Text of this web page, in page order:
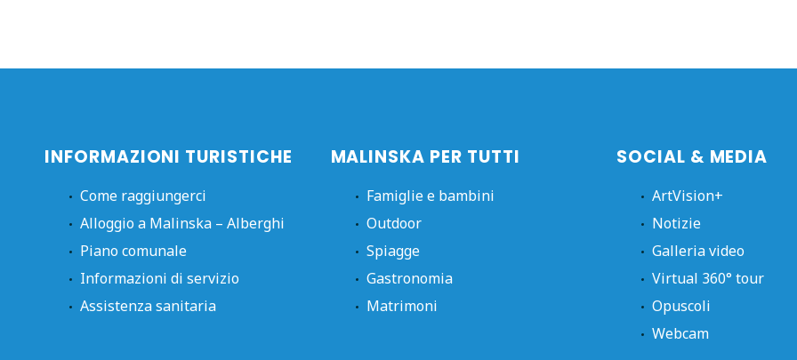
INFORMAZIONI TURISTICHE
Come raggiungerci
Alloggio a Malinska – Alberghi
Piano comunale
Informazioni di servizio
Assistenza sanitaria
MALINSKA PER TUTTI
Famiglie e bambini
Outdoor
Spiagge
Gastronomia
Matrimoni
SOCIAL & MEDIA
ArtVision+
Notizie
Galleria video
Virtual 360° tour
Opuscoli
Webcam